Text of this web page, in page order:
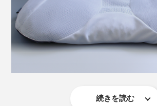
専門家8人を集めてつくりあげた、究極
続きを読む